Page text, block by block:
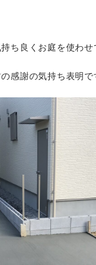
ち良くお庭を使わせ
感謝の気持ち表明で